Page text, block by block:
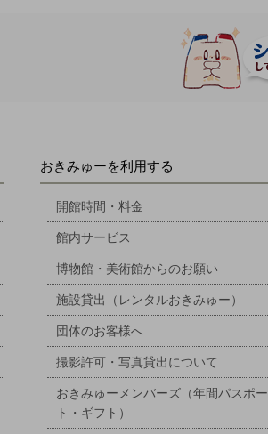
おきみゅーを利用する
開館時間・料金
館内サービス
博物館・美術館からのお願い
施設貸出（レンタルおきみゅー）
団体のお客様へ
撮影許可・写真貸出について
おきみゅーメンバーズ（年間パスポー
ト・ギフト）